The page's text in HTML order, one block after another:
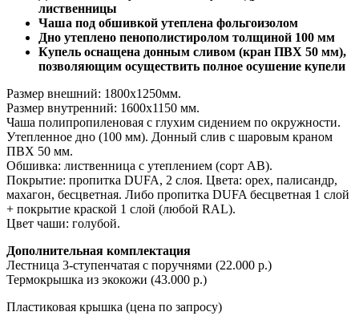
лиственницы
Чаша под обшивкой утеплена фольгоизолом
Дно утеплено пенополистиролом толщиной 100 мм
Купель оснащена донным сливом (кран ПВХ 50 мм),
позволяющим осуществить полное осушение купели
Размер внешний: 1800х1250мм.
Размер внутренний: 1600х1150 мм.
Чаша полипропиленовая с глухим сидением по окружности.
Утепленное дно (100 мм). Донный слив с шаровым краном
ПВХ 50 мм.
Обшивка: лиственница с утеплением (сорт АВ).
Покрытие: пропитка DUFA, 2 слоя. Цвета: орех, палисандр,
махагон, бесцветная. Либо пропитка DUFA бесцветная 1 слой
+ покрытие краской 1 слой (любой RAL).
Цвет чаши: голубой.
Дополнительная комплектация
Лестница 3-ступенчатая с поручнями (22.000 р.)
Термокрышка из экокожи (43.000 р.)
Пластиковая крышка (цена по запросу)